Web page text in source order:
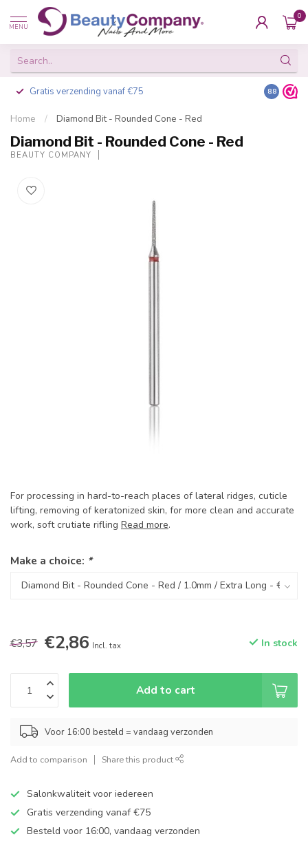
MENU
0
Gratis verzending vanaf €75 Besteld
8.8
Home / Diamond Bit - Rounded Cone - Red
Diamond Bit - Rounded Cone - Red
BEAUTY COMPANY
For processing in hard-to-reach places of lateral ridges, cuticle
lifting, removing of keratonized skin, for more clean and accurate
work, soft crutiate rifling Read more.
Make a choice: *
€3,57 €2,86 Incl. tax In stock
Add to cart
Voor 16:00 besteld = vandaag verzonden
Add to comparison Share this product
Salonkwaliteit voor iedereen
Gratis verzending vanaf €75
Besteld voor 16:00, vandaag verzonden